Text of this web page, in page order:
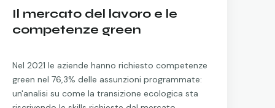
Il mercato del lavoro e le
competenze green
Nel 2021 le aziende hanno richiesto competenze
green nel 76,3% delle assunzioni programmate:
un'analisi su come la transizione ecologica sta